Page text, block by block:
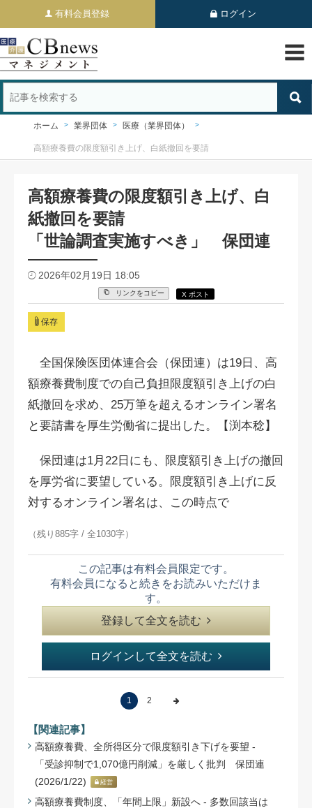
有料会員登録 ログイン
ホーム 業界団体 医療（業界団体）
高額療養費の限度額引き上げ、白紙撤回を要請
高額療養費の限度額引き上げ、白
紙撤回を要請
「世論調査実施すべき」 保団連
2026年02月19日 18:05
リンクをコピー X ポスト
保存
全国保険医団体連合会（保団連）は19日、高
額療養費制度での自己負担限度額引き上げの白
紙撤回を求め、25万筆を超えるオンライン署名
と要請書を厚生労働省に提出した。【渕本稔】
保団連は1月22日にも、限度額引き上げの撤回
を厚労省に要望している。限度額引き上げに反
対するオンライン署名は、この時点で
（残り885字 / 全1030字）
この記事は有料会員限定です。
有料会員になると続きをお読みいただけま
す。
登録して全文を読む
ログインして全文を読む
1 2
【関連記事】
高額療養費、全所得区分で限度額引き下げを要望 -
「受診抑制で1,070億円削減」を厳しく批判 保団連
(2026/1/22)
経営
高額療養費制度、「年間上限」新設へ - 多数回該当は